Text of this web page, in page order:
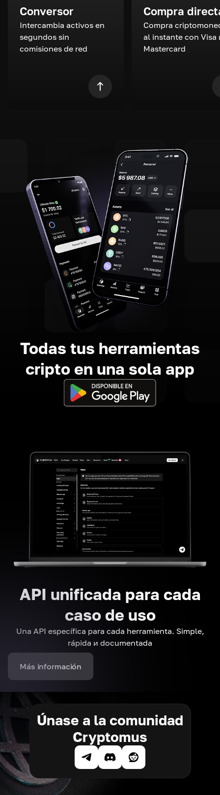
Conversor
Intercambia activos en
segundos sin
comisiones de red
Compra
Compra
al instante con Visa
Mastercard
Todas tus herramientas
cripto en una sola app
API unificada para cada
caso de uso
Una API específica para cada herramienta. Simple,
rápida и documentada
Más información
Únase a la comunidad
Cryptomus